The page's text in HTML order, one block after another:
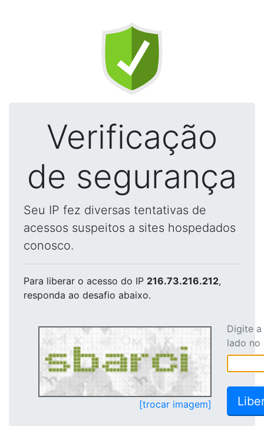
Verificação
de segurança
Seu IP fez diversas tentativas de
acessos suspeitos a sites hospedados
conosco.
Para liberar o acesso do IP 216.73.216.212,
responda ao desafio abaixo.
[trocar imagem]
Digite
lado no